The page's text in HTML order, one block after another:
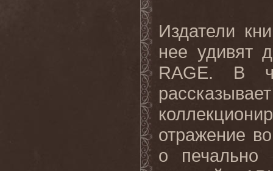
Издатели
нее удивят
RAGE. В
отражение
о печально